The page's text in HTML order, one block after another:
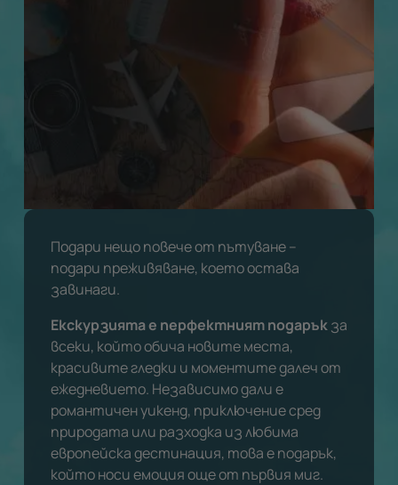
Подари нещо повече от пътуване –
подари преживяване, което остава
завинаги.
Екскурзията е перфектният подаръкза
всеки, който обича новите места,
красивите гледки и моментите далеч от
ежедневието. Независимо дали е
романтичен уикенд, приключение сред
природата или разходка из любима
европейска дестинация, това е подарък,
който носи емоция още от първия миг.